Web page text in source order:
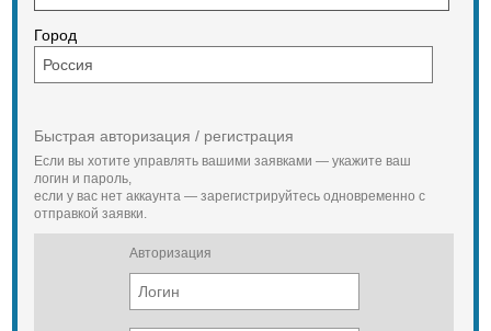
Город
Быстрая авторизация / регистрация
Если вы хотите управлять вашими заявками — укажите ваш
логин и пароль,
если у вас нет аккаунта — зарегистрируйтесь одновременно с
отправкой заявки.
Авторизация